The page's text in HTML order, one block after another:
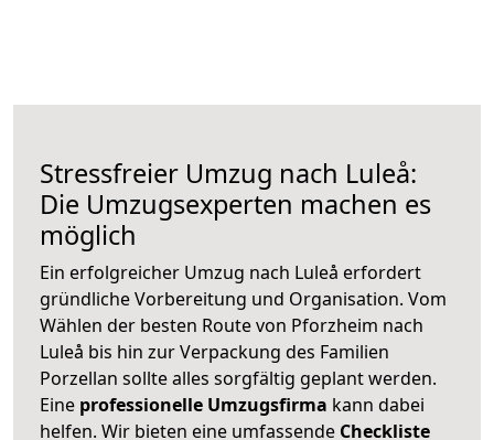
Stressfreier Umzug nach Luleå:
Die Umzugsexperten machen es
möglich
Ein erfolgreicher Umzug nach Luleå erfordert
gründliche Vorbereitung und Organisation. Vom
Wählen der besten Route von Pforzheim nach
Luleå bis hin zur Verpackung des Familien
Porzellan sollte alles sorgfältig geplant werden.
Eine professionelle Umzugsfirma kann dabei
helfen. Wir bieten eine umfassende Checkliste